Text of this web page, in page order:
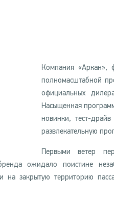
Компания «Аркан»,
полномасштабной
официальных
Насыщенная
новинки, тест-
развлекательную
Первыми ветер
ожидало поистине
на закрытую территорию